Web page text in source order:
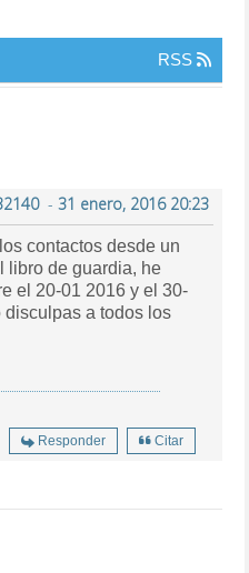
RSS
- 31 enero, 2016 20:23
contactos desde un
libro de guardia, he
a todos los
Responder Citar